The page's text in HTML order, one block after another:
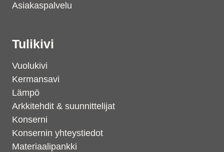
Asiakaspalvelu
Tulikivi
Vuolukivi
Kermansavi
Lämpö
Arkkitehdit & suunnittelijat
Konserni
Konsernin yhteystiedot
Materiaalipankki